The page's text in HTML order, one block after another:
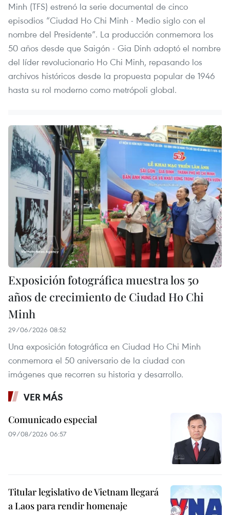
Minh (TFS) estrenó la serie documental de cinco
episodios “Ciudad Ho Chi Minh - Medio siglo con el
nombre del Presidente”. La producción conmemora los
50 años desde que Saigón - Gia Dinh adoptó el nombre
del líder revolucionario Ho Chi Minh, repasando los
archivos históricos desde la propuesta popular de 1946
hasta su rol moderno como metrópoli global.
Exposición fotográfica muestra los 50
años de crecimiento de Ciudad Ho Chi
Minh
29/06/2026 08:52
Una exposición fotográfica en Ciudad Ho Chi Minh
conmemora el 50 aniversario de la ciudad con
imágenes que recorren su historia y desarrollo.
VER MÁS
Comunicado especial
09/08/2026 06:57
Titular legislativo de Vietnam llegará
a Laos para rendir homenaje